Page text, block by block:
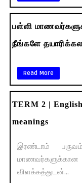
பள்ளி
நீங்களே
Read More
TERM 2 |
meanings
இரண்டாம்
விளக்கத்துடன்...